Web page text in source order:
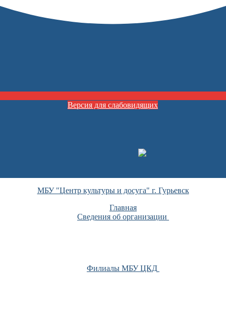
Версия для слабовидящих
МБУ "Центр культуры и досуга" г. Гурьевск
Главная
Сведения об организации
Филиалы МБУ ЦКД